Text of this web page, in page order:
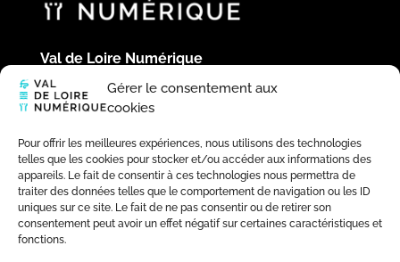
Gérer le consentement aux
cookies
Pour offrir les meilleures expériences, nous utilisons des technologies
telles que les cookies pour stocker et/ou accéder aux informations des
appareils. Le fait de consentir à ces technologies nous permettra de
traiter des données telles que le comportement de navigation ou les ID
uniques sur ce site. Le fait de ne pas consentir ou de retirer son
consentement peut avoir un effet négatif sur certaines caractéristiques et
fonctions.
Val de Loire Numérique
Hôtel du Département
Place de la République
41020 Blois Cedex
02 54 58 44 39